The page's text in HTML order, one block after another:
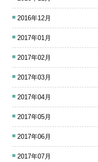
2016年12月
2017年01月
2017年02月
2017年03月
2017年04月
2017年05月
2017年06月
2017年07月